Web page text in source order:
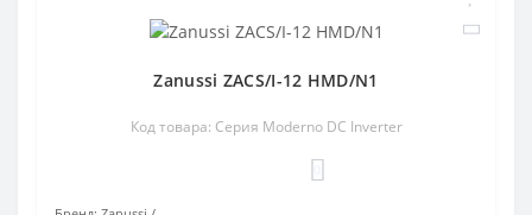
Zanussi ZACS/I-12 HMD/N1
Код товара: Серия Moderno DC Inverter